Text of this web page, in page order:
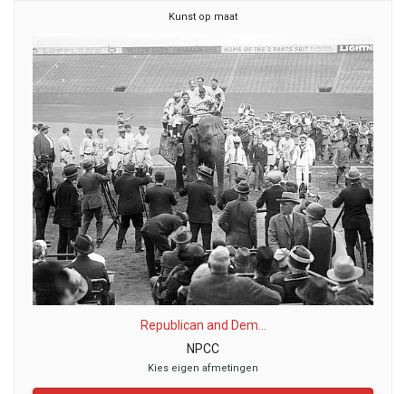
Kunst op maat
Republican and Dem...
NPCC
Kies eigen afmetingen